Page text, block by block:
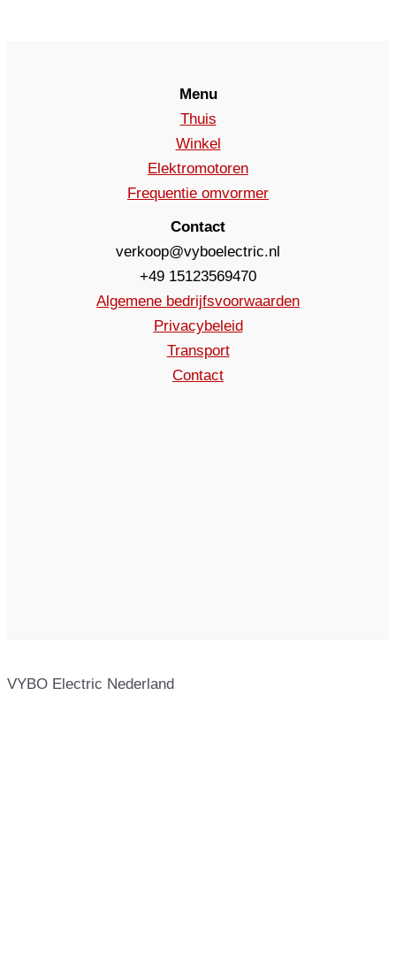
Menu
Thuis
Winkel
Elektromotoren
Frequentie omvormer
Contact
verkoop@vyboelectric.nl
+49 15123569470
Algemene bedrijfsvoorwaarden
Privacybeleid
Transport
Contact
VYBO Electric Nederland